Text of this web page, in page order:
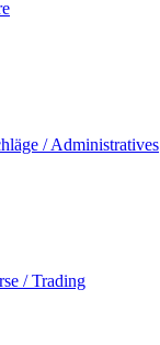
/ Administratives
/ Trading